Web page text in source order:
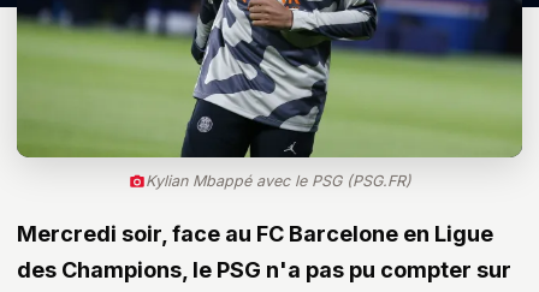
Kylian Mbappé avec le PSG (PSG.FR)
Mercredi soir, face au FC Barcelone en Ligue
des Champions, le PSG n'a pas pu compter sur